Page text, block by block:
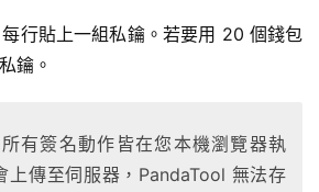
行貼上一組私鑰。若要用 20 個錢包
鑰。
所有簽名動作皆在您本機瀏覽器執
上傳至伺服器，PandaTool 無法存